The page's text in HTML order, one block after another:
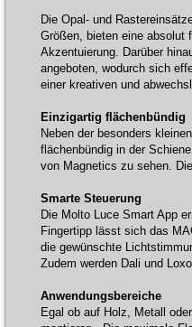
Die Opal- und
Größen, bieten eine absolut
Akzentuierung. Darüber
angeboten, wodurch sich
einer kreativen und
Einzigartig flächenbündig
Neben der besonders
flächenbündig in der
von Magnetics zu sehen.
Smarte Steuerung
Die Molto Luce Smart App
Fingertipp lässt sich das
die gewünschte
Zudem werden Dali und
Anwendungsbereiche
Egal ob auf Holz, Metall